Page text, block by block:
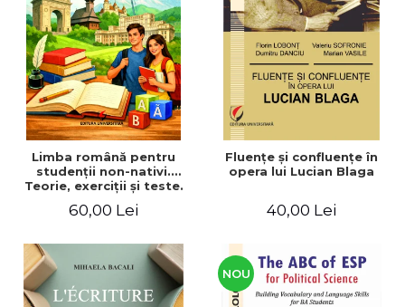
ADMINISTRATIVE
ȘTIINȚE ECONOMICE
ȘTIINȚE EXACTE
EDUCAȚIE FIZICĂ ȘI SPORT
PREUNIVERSITARIA
TIMP LIBER
ÎN CURS DE APARIȚIE
NOUTĂȚI
PACHETE DE STUDIU
ULTIMELE EXEMPLARE
Cum Cumpăr
Livrare
Politica de Retur
Formular de Retur
Distribuitori
Limba română pentru
studenţii non-nativi.
Teorie, exerciţii şi teste.
60,00 Lei
Fluenţe şi confluenţe în
opera lui Lucian Blaga
40,00 Lei
NOU